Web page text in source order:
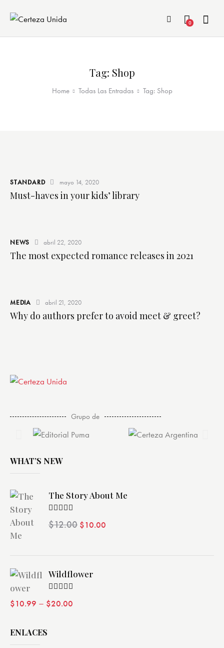
0
Tag: Shop
Home Todas Las Entradas Tag: Shop
STANDARD mayo 14, 2020
Must-haves in your kids’ library
NEWS abril 22, 2020
The most expected romance releases in 2021
MEDIA abril 21, 2020
Why do authors prefer to avoid meet & greet?
Grupo de
WHAT’S NEW
The Story About Me
Valorado
con4.00
$12.00 $10.00
Wildflower
con4.00
$10.99 – $20.00
ENLACES